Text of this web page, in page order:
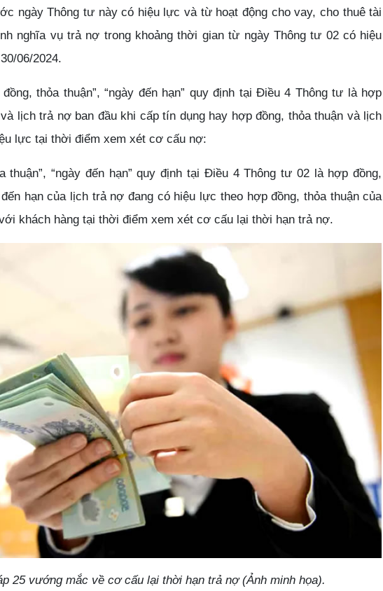
ngày Thông tư này có hiệu lực và từ hoạt động cho vay, cho thuê tài
nghĩa vụ trả nợ trong khoảng thời gian từ ngày Thông tư 02 có hiệu
06/2024.
thỏa thuận”, “ngày đến hạn” quy định tại Điều 4 Thông tư là hợp
lịch trả nợ ban đầu khi cấp tín dụng hay hợp đồng, thỏa thuận và lịch
lực tại thời điểm xem xét cơ cấu nợ:
thuận”, “ngày đến hạn” quy định tại Điều 4 Thông tư 02 là hợp đồng,
hạn của lịch trả nợ đang có hiệu lực theo hợp đồng, thỏa thuận của
khách hàng tại thời điểm xem xét cơ cấu lại thời hạn trả nợ.
25 vướng mắc về cơ cấu lại thời hạn trả nợ (Ảnh minh họa).